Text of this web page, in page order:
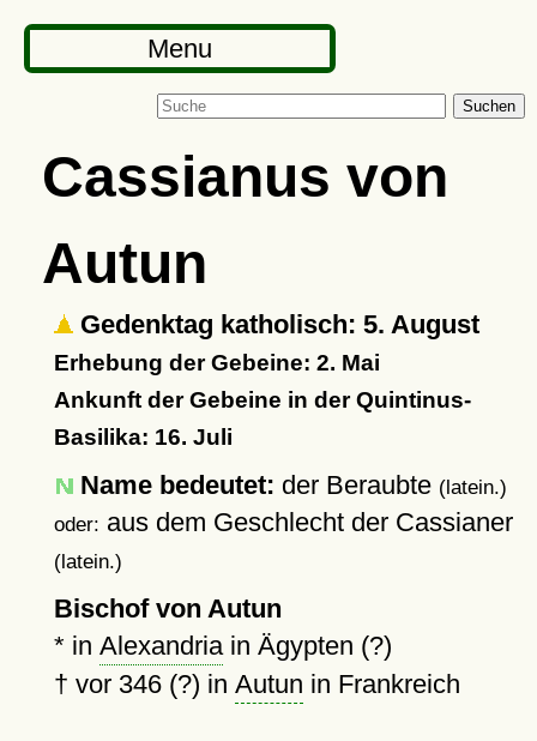
Menu
Suchen
Cassianus von
Autun
Gedenktag katholisch: 5. August
Erhebung der Gebeine: 2. Mai
Ankunft der Gebeine in der Quintinus-
Basilika: 16. Juli
Name bedeutet: der Beraubte (latein.)
oder: aus dem Geschlecht der Cassianer
(latein.)
Bischof von Autun
* in Alexandriain Ägypten (?)
† vor 346 (?) in Autun in Frankreich